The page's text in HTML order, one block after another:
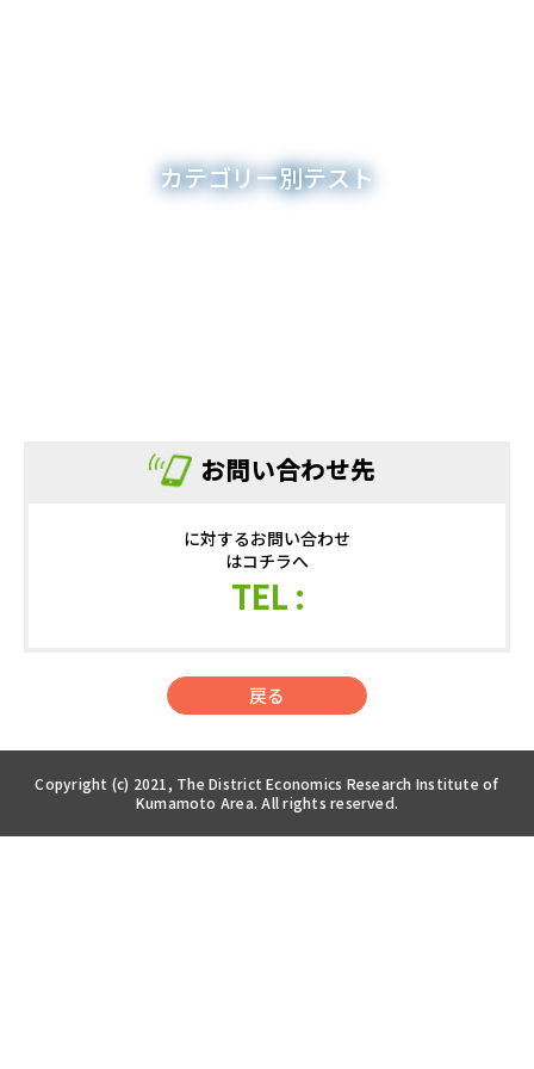
カテゴリー別テスト
お問い合わせ先
に対するお問い合わせ
はコチラへ
TEL :
戻る
Copyright (c) 2021, The District Economics Research Institute of
Kumamoto Area. All rights reserved.